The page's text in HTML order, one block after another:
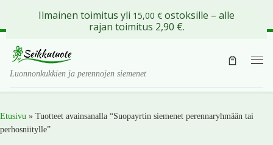
Skip to content
Luonnonkukkien ja perennojen siemenet
Etusivu » Tuotteet avainsanalla “Suopayrtin siemenet perennaryhmään tai
perhosniitylle”
Ilmainen toimitus yli 15,00 € ostoksille – alle
rajan toimitus 2,90 €.